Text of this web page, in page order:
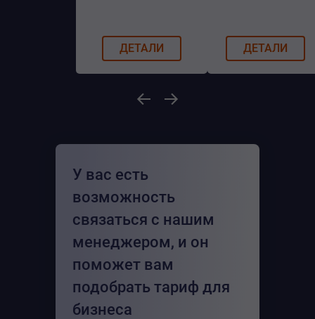
ДЕТАЛИ ДЕТАЛИ
У вас есть
возможность
связаться с нашим
менеджером, и он
поможет вам
подобрать тариф для
бизнеса